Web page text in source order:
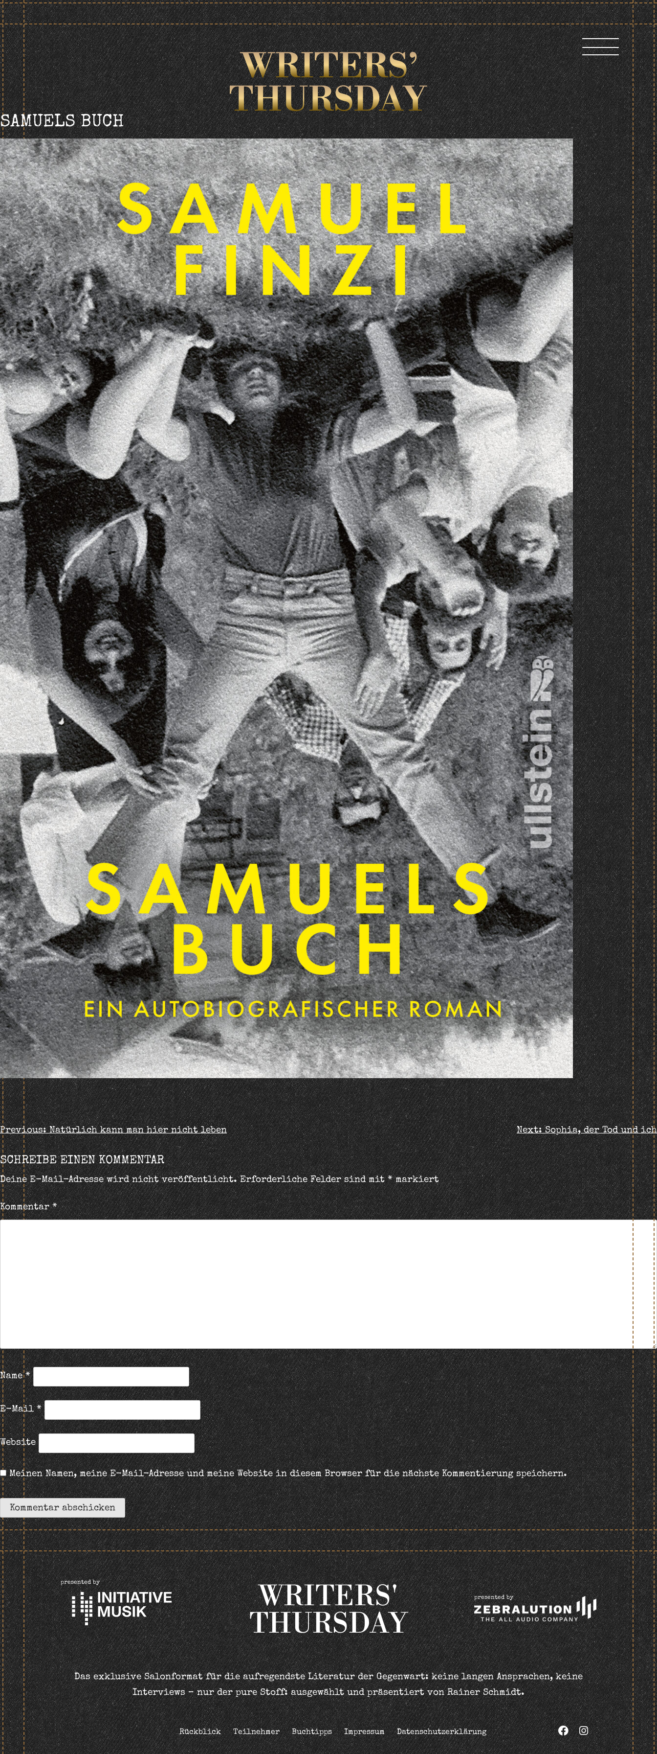
Skip
to
content
SAMUELS BUCH
BEITRAGS-
NAVIGATION
Previous: Natürlich kann man hier nicht leben Next: Sophia, der Tod und ich
SCHREIBE EINEN KOMMENTAR
Deine E-Mail-Adresse wird nicht veröffentlicht. Erforderliche Felder sind mit*markiert
Kommentar*
Name*
E-Mail*
Website
Meinen Namen, meine E-Mail-Adresse und meine Website in diesem Browser für die nächste Kommentierung speichern.
presented by
WRITERS'
THURSDAY
presented by
Das exklusive Salonformat für die aufregendste Literatur der Gegenwart: keine langen Ansprachen, keine
Interviews – nur der pure Stoff: ausgewählt und präsentiert von Rainer Schmidt.
Rückblick Teilnehmer Buchtipps Impressum Datenschutzerklärung